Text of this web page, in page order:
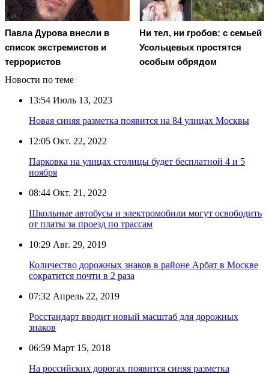
Павла Дурова внесли в
список экстремистов и
террористов
Ни тел, ни гробов: с семьей
Усольцевых простятся
особым обрядом
Новости по теме
13:54 Июль 13, 2023
Новая синяя разметка появится на 84 улицах Москвы
12:05 Окт. 22, 2022
Парковка на улицах столицы будет бесплатной 4 и 5
ноября
08:44 Окт. 21, 2022
Школьные автобусы и электромобили могут освободить
от платы за проезд по трассам
10:29 Авг. 29, 2019
Количество дорожных знаков в районе Арбат в Москве
сократится почти в 2 раза
07:32 Апрель 22, 2019
Росстандарт вводит новый масштаб для дорожных
знаков
06:59 Март 15, 2018
На российских дорогах появится синяя разметка